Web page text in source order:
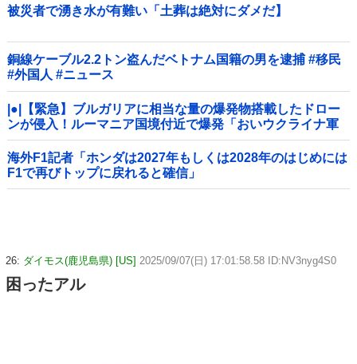
被災者で湧き水が有難い「土葬は絶対にダメだ】
銅線ケーブル2.2トン盗んだベトナム国籍の男を逮捕 #移民
#外国人 #ニュース
|●|【緊急】ブルガリアに相当な量の爆発物搭載したドロー
ンが侵入！ルーマニア国境付近で爆発「おいウクライナ軍
がよく使う機種だぞ」
海外F1記者「ホンダは2027年もしくは2028年のはじめには
F1で再びトップに戻れると確信」
26: ダイモス(鹿児島県) [US] 2025/09/07(日) 17:01:58.58 ID:NV3nyg4S0
困ったアル